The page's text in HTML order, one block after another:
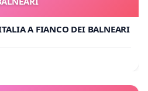
A FIANCO DEI BALNEARI